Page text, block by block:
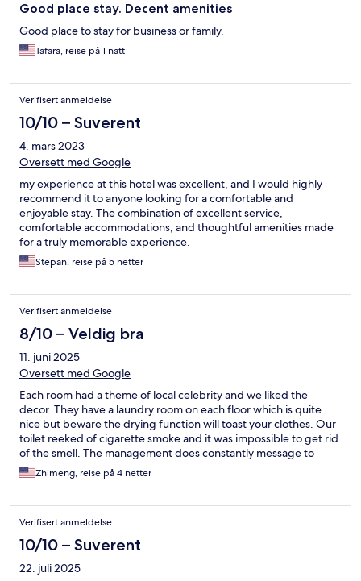
Good place stay. Decent amenities
Good place to stay for business or family.
Tafara, reise på 1 natt
Verifisert anmeldelse
10/10 – Suverent
4. mars 2023
Oversett med Google
my experience at this hotel was excellent, and I would highly
recommend it to anyone looking for a comfortable and
enjoyable stay. The combination of excellent service,
comfortable accommodations, and thoughtful amenities made
for a truly memorable experience.
Stepan, reise på 5 netter
Verifisert anmeldelse
8/10 – Veldig bra
11. juni 2025
Oversett med Google
Each room had a theme of local celebrity and we liked the
decor. They have a laundry room on each floor which is quite
nice but beware the drying function will toast your clothes. Our
toilet reeked of cigarette smoke and it was impossible to get rid
of the smell. The management does constantly message to
check on you.
Zhimeng, reise på 4 netter
Verifisert anmeldelse
10/10 – Suverent
22. juli 2025